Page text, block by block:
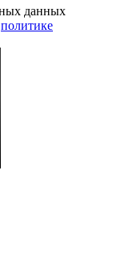
данных
политике